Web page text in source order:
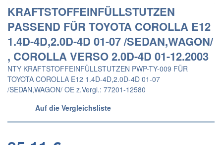
KRAFTSTOFFEINFÜLLSTUTZEN
PASSEND FÜR TOYOTA COROLLA E12
1.4D-4D,2.0D-4D 01-07 /SEDAN,WAGON/
, COROLLA VERSO 2.0D-4D 01-12.2003
NTY KRAFTSTOFFEINFÜLLSTUTZEN PWP-TY-009 FÜR
TOYOTA COROLLA E12 1.4D-4D,2.0D-4D 01-07
/SEDAN,WAGON/ OE z.Vergl.: 77201-12580
Auf die Vergleichsliste